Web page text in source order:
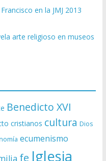
en la JMJ 2013
arte religioso en museos
Benedicto XVI
cristianos cultura Dios
ecumenismo
fe Iglesia